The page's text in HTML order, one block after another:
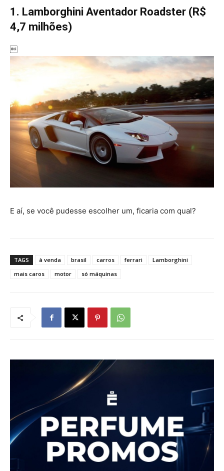
1. Lamborghini Aventador Roadster (R$
4,7 milhões)

E aí, se você pudesse escolher um, ficaria com qual?
TAGS à venda brasil carros ferrari
Lamborghini
mais caros
motor só máquinas